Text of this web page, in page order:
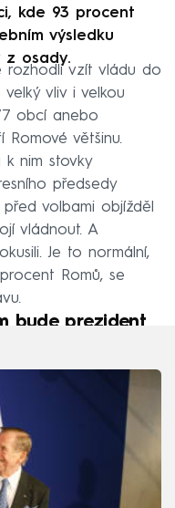
kde 93 procent
výsledku
z osady.
rozhodli vzít vládu do
vliv i velkou
obcí anebo
Romové většinu.
k nim stovky
předsedy
volbami objížděl
vládnout. A
Je to normální,
Romů, se
bude prezident